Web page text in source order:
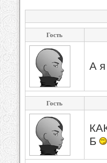
Гость
А я
Гость
Б